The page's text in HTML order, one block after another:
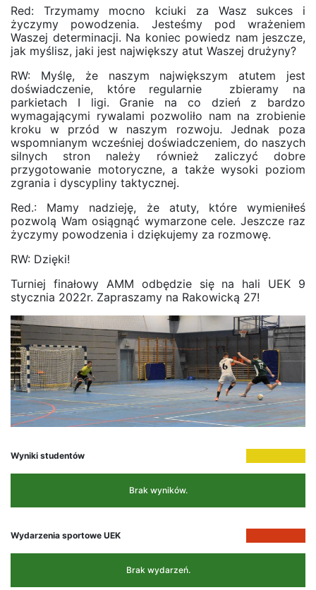
Red: Trzymamy mocno kciuki za Wasz sukces i
życzymy powodzenia. Jesteśmy pod wrażeniem
Waszej determinacji. Na koniec powiedz nam jeszcze,
jak myślisz, jaki jest największy atut Waszej drużyny?
RW: Myślę, że naszym największym atutem jest
doświadczenie, które regularnie zbieramy na
parkietach I ligi. Granie na co dzień z bardzo
wymagającymi rywalami pozwoliło nam na zrobienie
kroku w przód w naszym rozwoju. Jednak poza
wspomnianym wcześniej doświadczeniem, do naszych
silnych stron należy również zaliczyć dobre
przygotowanie motoryczne, a także wysoki poziom
zgrania i dyscypliny taktycznej.
Red.: Mamy nadzieję, że atuty, które wymieniłeś
pozwolą Wam osiągnąć wymarzone cele. Jeszcze raz
życzymy powodzenia i dziękujemy za rozmowę.
RW: Dzięki!
Turniej finałowy AMM odbędzie się na hali UEK 9
stycznia 2022r. Zapraszamy na Rakowicką 27!
Wyniki studentów
Brak wyników.
Wydarzenia sportowe UEK
Brak wydarzeń.